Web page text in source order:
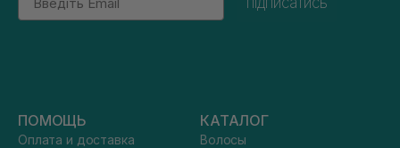
ПОМОЩЬ
Оплата и доставка
КАТАЛОГ
Волосы